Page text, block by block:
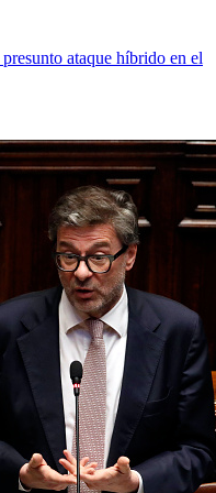
ataque híbrido en el